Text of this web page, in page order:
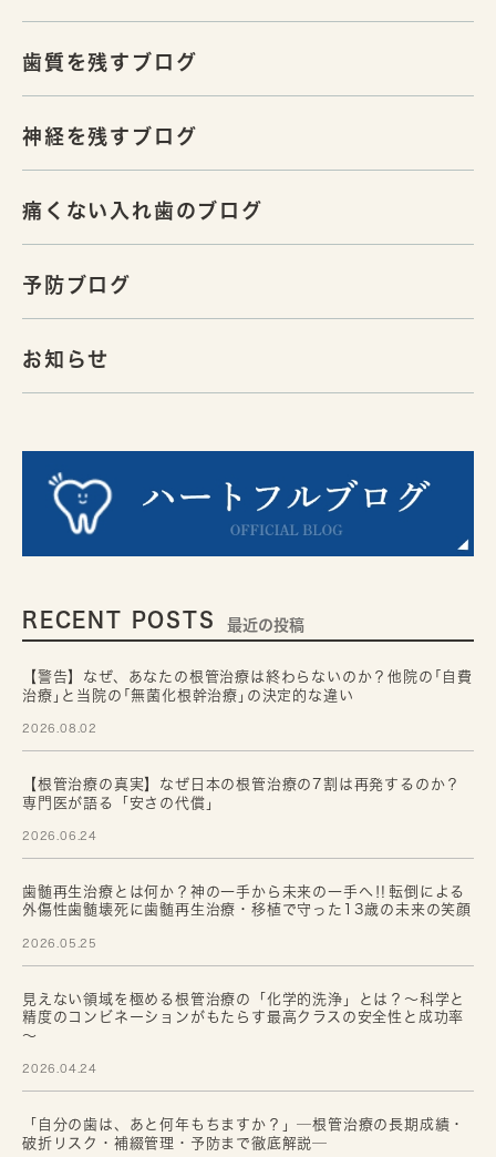
歯質を残すブログ
神経を残すブログ
痛くない入れ歯のブログ
予防ブログ
お知らせ
RECENT POSTS 最近の投稿
【警告】なぜ、あなたの根管治療は終わらないのか？他院の｢自費
治療｣と当院の｢無菌化根幹治療｣の決定的な違い
2026.08.02
【根管治療の真実】なぜ日本の根管治療の7割は再発するのか？
専門医が語る「安さの代償」
2026.06.24
歯髄再生治療とは何か？神の一手から未来の一手へ‼転倒による
外傷性歯髄壊死に歯髄再生治療・移植で守った13歳の未来の笑顔
2026.05.25
見えない領域を極める根管治療の「化学的洗浄」とは？～科学と
精度のコンビネーションがもたらす最高クラスの安全性と成功率
～
2026.04.24
「自分の歯は、あと何年もちますか？」─根管治療の長期成績・
破折リスク・補綴管理・予防まで徹底解説─